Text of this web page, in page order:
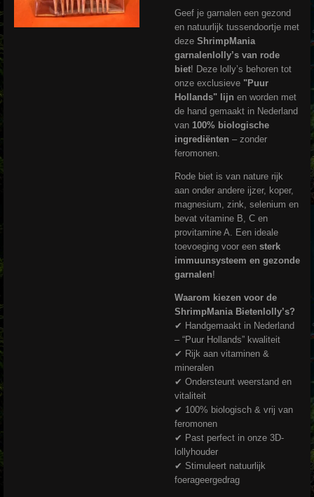
Geef je garnalen een gezond
en natuurlijk tussendoortje met
deze ShrimpMania
garnalenlolly’s van rode
biet! Deze lolly’s behoren tot
onze exclusieve "Puur
Hollands" lijn en worden met
de hand gemaakt in Nederland
van 100% biologische
ingrediënten – zonder
feromonen.
Rode biet is van nature rijk
aan onder andere ijzer, koper,
magnesium, zink, selenium en
bevat vitamine B, C en
provitamine A. Een ideale
toevoeging voor een sterk
immuunsysteem en gezonde
garnalen!
Waarom kiezen voor de
ShrimpMania Bietenlolly’s?
✔ Handgemaakt in Nederland
– “Puur Hollands” kwaliteit
✔ Rijk aan vitaminen &
mineralen
✔ Ondersteunt weerstand en
vitaliteit
✔ 100% biologisch & vrij van
feromonen
✔ Past perfect in onze 3D-
lollyhouder
✔ Stimuleert natuurlijk
foerageergedrag